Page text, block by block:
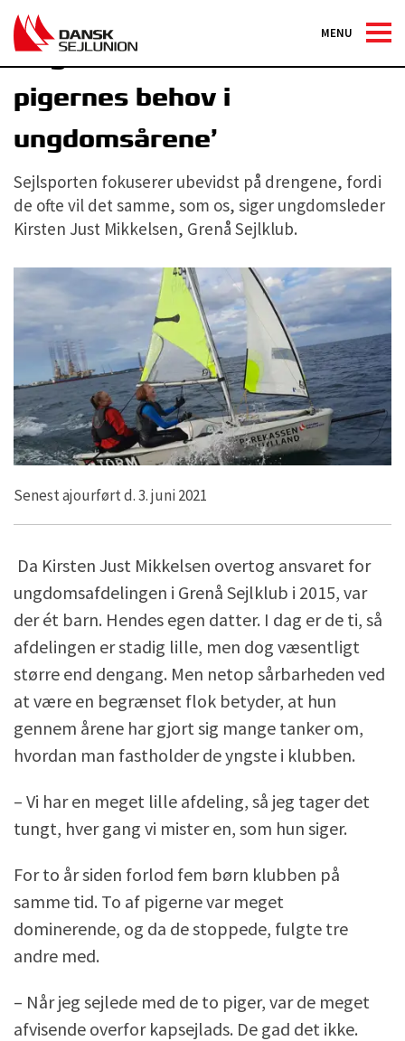
MENU
Ungdomsleder: ’Vi overser
pigernes behov i
ungdomsårene’
Sejlsporten fokuserer ubevidst på drengene, fordi
de ofte vil det samme, som os, siger ungdomsleder
Kirsten Just Mikkelsen, Grenå Sejlklub.
Senest ajourført d. 3. juni 2021
Da Kirsten Just Mikkelsen overtog ansvaret for
ungdomsafdelingen i Grenå Sejlklub i 2015, var
der ét barn. Hendes egen datter. I dag er de ti, så
afdelingen er stadig lille, men dog væsentligt
større end dengang. Men netop sårbarheden ved
at være en begrænset flok betyder, at hun
gennem årene har gjort sig mange tanker om,
hvordan man fastholder de yngste i klubben.
– Vi har en meget lille afdeling, så jeg tager det
tungt, hver gang vi mister en, som hun siger.
For to år siden forlod fem børn klubben på
samme tid. To af pigerne var meget
dominerende, og da de stoppede, fulgte tre
andre med.
– Når jeg sejlede med de to piger, var de meget
afvisende overfor kapsejlads. De gad det ikke.